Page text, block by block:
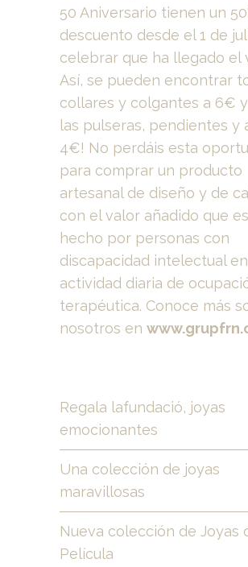
50 Aniversario tienen un
descuento desde el 1 de
celebrar que ha llegado el
Así, se pueden encontrar
collares y colgantes a 6€
las pulseras, pendientes y
4€! No perdáis esta
para comprar un producto
artesanal de diseño y de
con el valor añadido que
hecho por personas con
discapacidad intelectual
actividad diaria de
terapéutica. Conoce más
nosotros en
Regala lafundació, joyas
emocionantes
Una colección de joyas
maravillosas
Nueva colección de Joyas
Película